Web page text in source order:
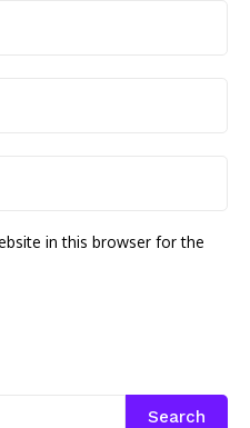
in this browser for the
Search